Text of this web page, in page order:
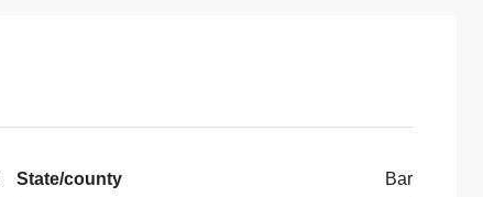
State/county Bar